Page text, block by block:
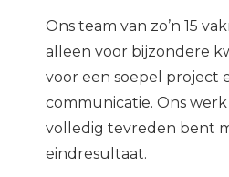
Ons team van zo’n 15
alleen voor bijzondere
voor een soepel project
communicatie. Ons werk
volledig tevreden bent
eindresultaat.